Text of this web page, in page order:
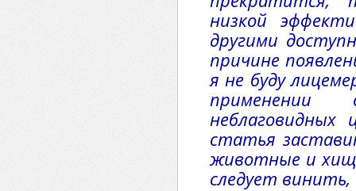
низкой
другими
причине
я не буду
применении
статья
животные и
следует винить,